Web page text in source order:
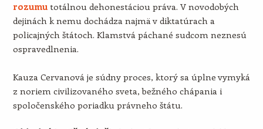
rozumutotálnou dehonestáciou práva. V novodobých
dejinách k nemu dochádza najmä v diktatúrach a
policajných štátoch. Klamstvá páchané sudcom neznesú
ospravedlnenia.
Kauza Cervanová je súdny proces, ktorý sa úplne vymyká
z noriem civilizovaného sveta, bežného chápania i
spoločenského poriadku právneho štátu.